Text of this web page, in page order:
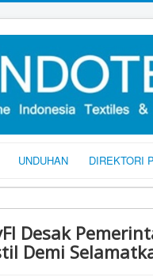
UNDUHAN DIREKTORI
Desak
Demi